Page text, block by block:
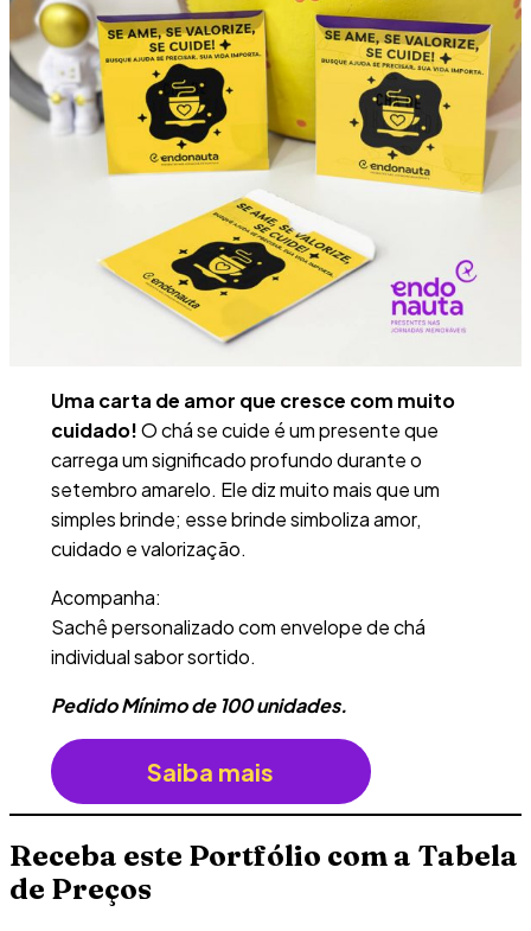
Uma carta de amor que cresce com muito
cuidado!O chá se cuide é um presente que
carrega um significado profundo durante o
setembro amarelo. Ele diz muito mais que um
simples brinde; esse brinde simboliza amor,
cuidado e valorização.
Acompanha:
Sachê personalizado com envelope de chá
individual sabor sortido.
Pedido Mínimo de 100 unidades.
Saiba mais
Receba este Portfólio com a Tabela
de Preços